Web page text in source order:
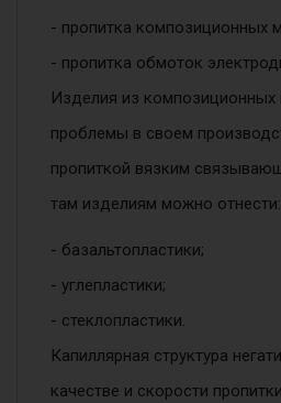
- пропитка композиционных
- пропитка обмоток
Изделия из
проблемы в своем
пропиткой вязким
там изделиям можно отнести:
- базальтопластики;
- углепластики;
- стеклопластики.
Капиллярная структура
качестве и скорости